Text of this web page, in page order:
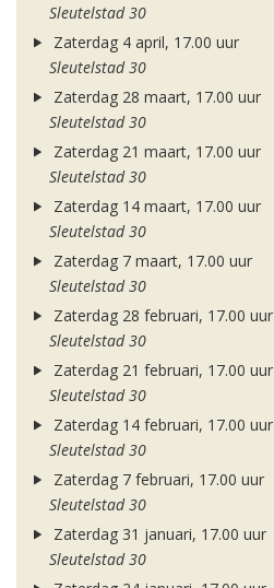
Sleutelstad 30
Zaterdag 4 april, 17.00 uur
Sleutelstad 30
Zaterdag 28 maart, 17.00 uur
Sleutelstad 30
Zaterdag 21 maart, 17.00 uur
Sleutelstad 30
Zaterdag 14 maart, 17.00 uur
Sleutelstad 30
Zaterdag 7 maart, 17.00 uur
Sleutelstad 30
Zaterdag 28 februari, 17.00 uur
Sleutelstad 30
Zaterdag 21 februari, 17.00 uur
Sleutelstad 30
Zaterdag 14 februari, 17.00 uur
Sleutelstad 30
Zaterdag 7 februari, 17.00 uur
Sleutelstad 30
Zaterdag 31 januari, 17.00 uur
Sleutelstad 30